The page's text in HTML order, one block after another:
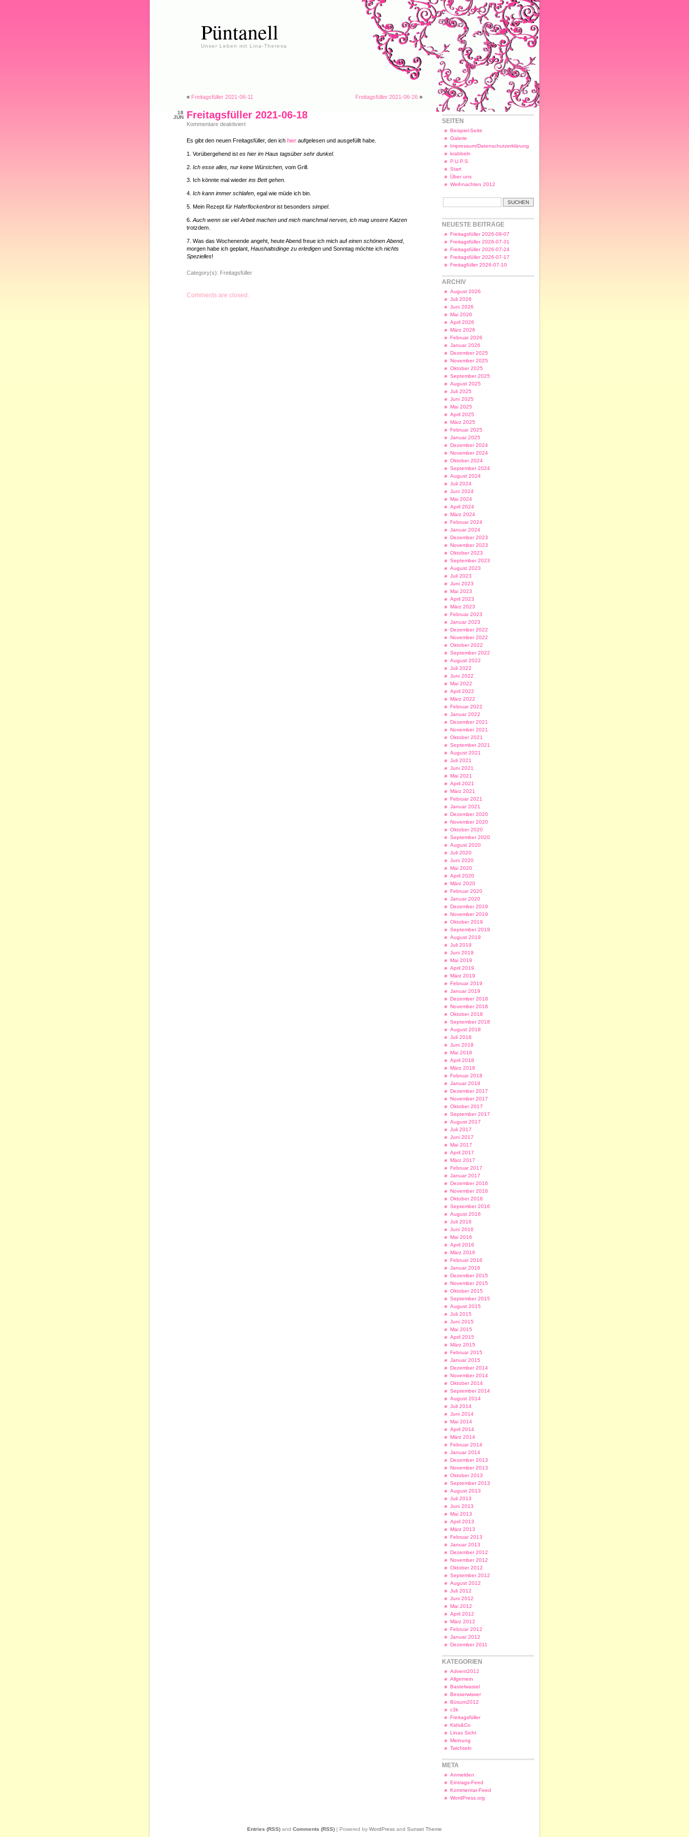
Püntanell
Unser Leben mit Lina-Theresa
« Freitagsfüller 2021-06-11 Freitagsfüller 2021-06-26 »
18
JUN
Freitagsfüller 2021-06-18
Kommentare deaktiviertfür
06-
Es gibt den neuen Freitagsfüller, den ich hier aufgelesen und ausgefüllt habe.
1. Vorübergehend ist es hier im Haus tagsüber sehr dunkel.
2. Ich esse alles, nur keine Würstchen, vom Grill.
3. Ich könnte mal wieder ins Bett gehen
4. Ich kann immer schlafen , egal wie müde ich bin.
5. Mein Rezept für Haferflockenbrotist besonders simpel.
6. Auch wenn sie viel Arbeit machen und mich manchmal nerven, ich mag unsere Katzen
trotzdem.
7. Was das Wochenende angeht, heute Abend freue ich mich auf einen schönen Abend,
morgen habe ich geplant, Haushaltsdinge zu erledigen und Sonntag möchte ich nichts
Spezielles!
Category(s): Freitagsfüller
Comments are closed.
SEITEN
Beispiel-Seite
Galerie
Impressum/Datenschutzerklärung
krabbeln
P.U.P.S.
Start
Über uns
Weihnachten 2012
NEUESTE BEITRÄGE
Freitagsfüller 2026-08-07
Freitagsfüller 2026-07-31
Freitagsfüller 2026-07-24
Freitagsfüller 2026-07-17
Freitagfüller 2026-07-10
ARCHIV
August 2026
Juli 2026
Juni 2026
Mai 2026
April 2026
März 2026
Februar 2026
Januar 2026
Dezember 2025
November 2025
Oktober 2025
September 2025
August 2025
Juli 2025
Juni 2025
Mai 2025
April 2025
März 2025
Februar 2025
Januar 2025
Dezember 2024
November 2024
Oktober 2024
September 2024
August 2024
Juli 2024
Juni 2024
Mai 2024
April 2024
März 2024
Februar 2024
Januar 2024
Dezember 2023
November 2023
Oktober 2023
September 2023
August 2023
Juli 2023
Juni 2023
Mai 2023
April 2023
März 2023
Februar 2023
Januar 2023
Dezember 2022
November 2022
Oktober 2022
September 2022
August 2022
Juli 2022
Juni 2022
Mai 2022
April 2022
März 2022
Februar 2022
Januar 2022
Dezember 2021
November 2021
Oktober 2021
September 2021
August 2021
Juli 2021
Juni 2021
Mai 2021
April 2021
März 2021
Februar 2021
Januar 2021
Dezember 2020
November 2020
Oktober 2020
September 2020
August 2020
Juli 2020
Juni 2020
Mai 2020
April 2020
März 2020
Februar 2020
Januar 2020
Dezember 2019
November 2019
Oktober 2019
September 2019
August 2019
Juli 2019
Juni 2019
Mai 2019
April 2019
März 2019
Februar 2019
Januar 2019
Dezember 2018
November 2018
Oktober 2018
September 2018
August 2018
Juli 2018
Juni 2018
Mai 2018
April 2018
März 2018
Februar 2018
Januar 2018
Dezember 2017
November 2017
Oktober 2017
September 2017
August 2017
Juli 2017
Juni 2017
Mai 2017
April 2017
März 2017
Februar 2017
Januar 2017
Dezember 2016
November 2016
Oktober 2016
September 2016
August 2016
Juli 2016
Juni 2016
Mai 2016
April 2016
März 2016
Februar 2016
Januar 2016
Dezember 2015
November 2015
Oktober 2015
September 2015
August 2015
Juli 2015
Juni 2015
Mai 2015
April 2015
März 2015
Februar 2015
Januar 2015
Dezember 2014
November 2014
Oktober 2014
September 2014
August 2014
Juli 2014
Juni 2014
Mai 2014
April 2014
März 2014
Februar 2014
Januar 2014
Dezember 2013
November 2013
Oktober 2013
September 2013
August 2013
Juli 2013
Juni 2013
Mai 2013
April 2013
März 2013
Februar 2013
Januar 2013
Dezember 2012
November 2012
Oktober 2012
September 2012
August 2012
Juli 2012
Juni 2012
Mai 2012
April 2012
März 2012
Februar 2012
Januar 2012
Dezember 2011
KATEGORIEN
Advent2012
Allgemein
Bastelwastel
Besserwisser
Büsum2012
c3k
Freitagsfüller
Kids&Co
Linas Sicht
Meinung
Twichteln
META
Anmelden
Eintrags-Feed
Kommentar-Feed
WordPress.org
Entries (RSS) and Comments (RSS) | Powered by WordPress and Sunset Theme